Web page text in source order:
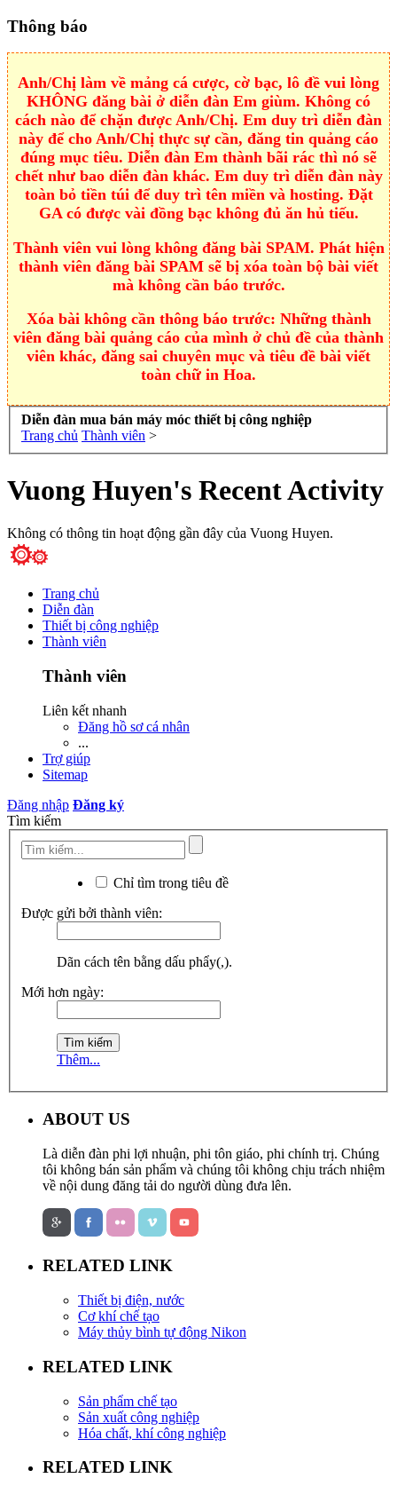
Thông báo
Anh/Chị làm về mảng cá cược, cờ bạc, lô đề vui lòng
KHÔNG đăng bài ở diễn đàn Em giùm. Không có
cách nào để chặn được Anh/Chị. Em duy trì diễn đàn
này để cho Anh/Chị thực sự cần, đăng tin quảng cáo
đúng mục tiêu. Diễn đàn Em thành bãi rác thì nó sẽ
chết như bao diễn đàn khác. Em duy trì diễn đàn này
toàn bỏ tiền túi để duy trì tên miền và hosting. Đặt
GA có được vài đồng bạc không đủ ăn hủ tiếu.
Thành viên vui lòng không đăng bài SPAM. Phát hiện
thành viên đăng bài SPAM sẽ bị xóa toàn bộ bài viết
mà không cần báo trước.
Xóa bài không cần thông báo trước: Những thành
viên đăng bài quảng cáo của mình ở chủ đề của thành
viên khác, đăng sai chuyên mục và tiêu đề bài viết
toàn chữ in Hoa.
Diễn đàn mua bán máy móc thiết bị công nghiệp
Trang chủ Thành viên >
Vuong Huyen's Recent Activity
Không có thông tin hoạt động gần đây của Vuong Huyen.
Trang chủ
Diễn đàn
Thiết bị công nghiệp
Thành viên
Thành viên
Liên kết nhanh
Đăng hồ sơ cá nhân
...
Trợ giúp
Sitemap
Đăng nhập Đăng ký
Tìm kiếm
Chỉ tìm trong tiêu đề
Được gửi bởi thành viên:
Dãn cách tên bằng dấu phẩy(,).
Mới hơn ngày:
Thêm...
ABOUT US
Là diễn đàn phi lợi nhuận, phi tôn giáo, phi chính trị. Chúng
tôi không bán sản phẩm và chúng tôi không chịu trách nhiệm
về nội dung đăng tải do người dùng đưa lên.
RELATED LINK
Thiết bị điện, nước
Cơ khí chế tạo
Máy thủy bình tự động Nikon
RELATED LINK
Sản phẩm chế tạo
Sản xuất công nghiệp
Hóa chất, khí công nghiệp
RELATED LINK